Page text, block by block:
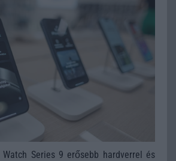
Series 9 erősebb hardverrel és